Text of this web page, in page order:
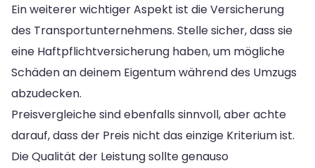
Ein weiterer wichtiger Aspekt ist die Versicherung
des Transportunternehmens. Stelle sicher, dass sie
eine Haftpflichtversicherung haben, um mögliche
Schäden an deinem Eigentum während des Umzugs
abzudecken.
Preisvergleiche sind ebenfalls sinnvoll, aber achte
darauf, dass der Preis nicht das einzige Kriterium ist.
Die Qualität der Leistung sollte genauso